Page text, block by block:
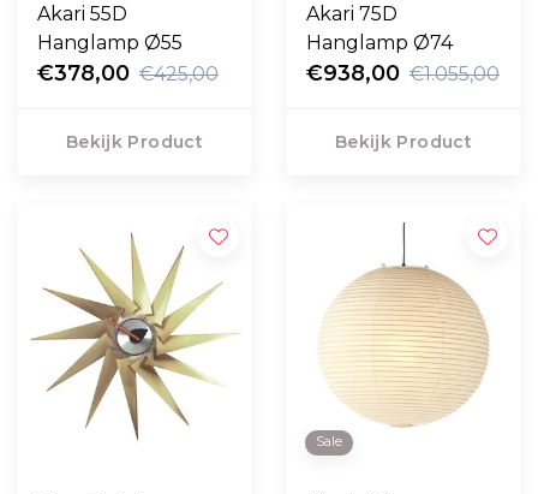
Akari 55D
Hanglamp Ø55
€378,00 €425,00
Bekijk Product
Akari 75D
Hanglamp Ø74
€938,00 €1.055,00
Bekijk Product
Sale